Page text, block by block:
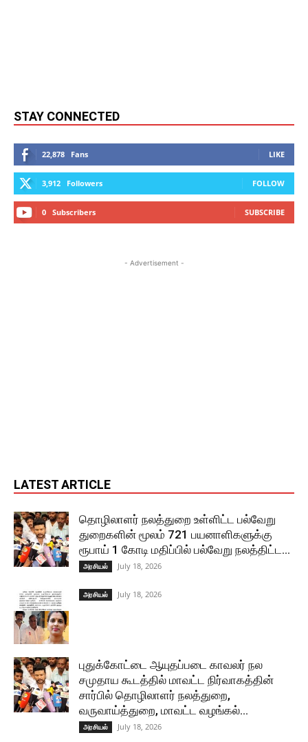
STAY CONNECTED
22,878 Fans LIKE
3,912 Followers FOLLOW
0 Subscribers SUBSCRIBE
- Advertisement -
LATEST ARTICLE
தொழிலாளர் நலத்துறை உள்ளிட்ட பல்வேறு
துறைகளின் மூலம் 721 பயனாளிகளுக்கு
ரூபாய் 1 கோடி மதிப்பில் பல்வேறு நலத்திட்ட...
அரசியல் July 18, 2026
அரசியல் July 18, 2026
புதுக்கோட்டை ஆயுதப்படை காவலர் நல
சமுதாய கூடத்தில் மாவட்ட நிர்வாகத்தின்
சார்பில் தொழிலாளர் நலத்துறை,
வருவாய்த்துறை, மாவட்ட வழங்கல்...
அரசியல் July 18, 2026